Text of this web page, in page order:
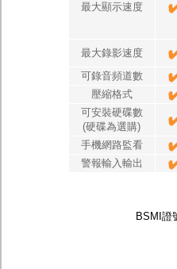
最大顯示速度
最大錄影速度
可錄音頻道數
壓縮格式
可安裝硬碟數
(硬碟為選購)
手機網路監看
警報輸入輸出
BSMI證